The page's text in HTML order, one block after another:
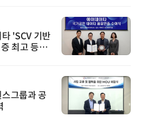
'SCV 기반
최고 등급
그룹과 공